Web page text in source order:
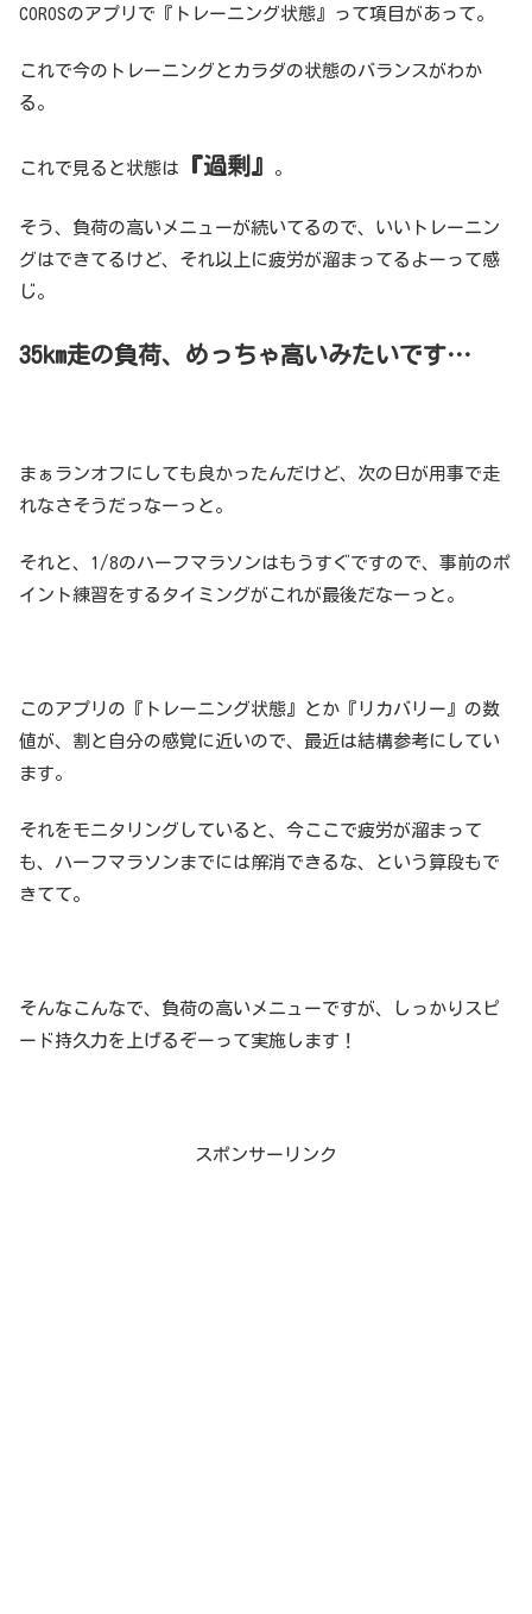
COROSのアプリで『トレーニング状態』って項目があって。
これで今のトレーニングとカラダの状態のバランスがわか
る。
これで見ると状態は 『過剰』 。
そう、負荷の高いメニューが続いてるので、いいトレーニン
グはできてるけど、それ以上に疲労が溜まってるよーって感
じ。
35km走の負荷、めっちゃ高いみたいです…
まぁランオフにしても良かったんだけど、次の日が用事で走
れなさそうだっなーっと。
それと、1/8のハーフマラソンはもうすぐですので、事前のポ
イント練習をするタイミングがこれが最後だなーっと。
このアプリの『トレーニング状態』とか『リカバリー』の数
値が、割と自分の感覚に近いので、最近は結構参考にしてい
ます。
それをモニタリングしていると、今ここで疲労が溜まって
も、ハーフマラソンまでには解消できるな、という算段もで
きてて。
そんなこんなで、負荷の高いメニューですが、しっかりスピ
ード持久力を上げるぞーって実施します！
スポンサーリンク